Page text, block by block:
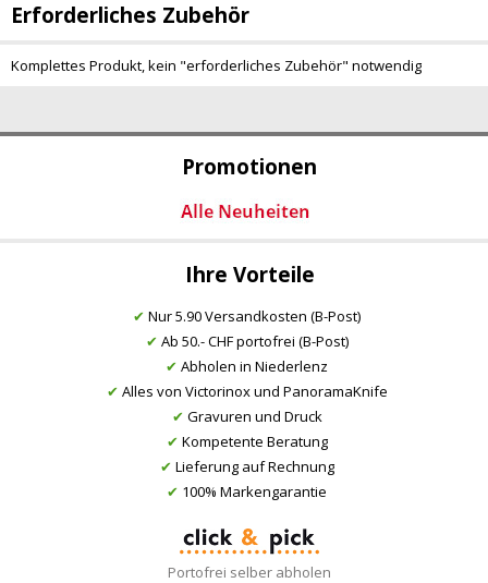
Promotionen
Ihre Vorteile
✔ Nur 5.90 Versandkosten (B-Post)
✔ Ab 50.- CHF portofrei (B-Post)
✔ Abholen in Niederlenz
✔ Alles von Victorinox und PanoramaKnife
✔ Gravuren und Druck
✔ Kompetente Beratung
✔ Lieferung auf Rechnung
✔ 100% Markengarantie
Portofrei selber abholen
Erforderliches Zubehör
Komplettes Produkt, kein "erforderliches Zubehör" notwendig